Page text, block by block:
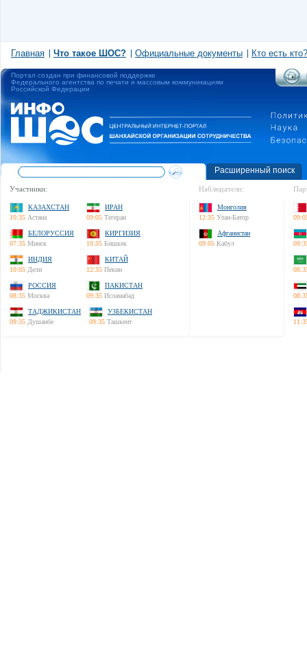
Главная Что такое ШОС? Официальные документы Кто есть кто?
Портал создан при финансовой поддержке
Федерального агентства по печати и массовым коммуникациям
Российской Федерации
Расширенный поиск
Участники:
КАЗАХСТАН
10:35 Астана
ИРАН
09:05 Тегеран
БЕЛОРУССИЯ
07:35 Минск
КИРГИЗИЯ
10:35 Бишкек
ИНДИЯ
10:05 Дели
КИТАЙ
12:35 Пекин
РОССИЯ
08:35 Москва
ПАКИСТАН
09:35 Исламабад
ТАДЖИКИСТАН
09:35 Душанбе
УЗБЕКИСТАН
09:35 Ташкент
Наблюдатели:
Монголия
12:35 Улан-Батор
Афганистан
09:05 Кабул